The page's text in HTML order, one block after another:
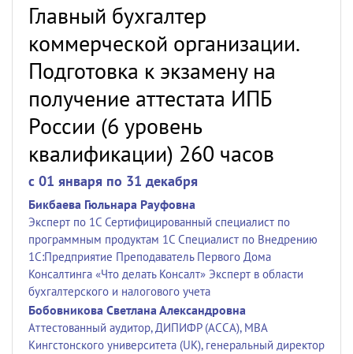
Главный бухгалтер
коммерческой организации.
Подготовка к экзамену на
получение аттестата ИПБ
России (6 уровень
квалификации) 260 часов
c 01 января по 31 декабря
Бикбаева Гюльнара Рауфовна
Эксперт по 1С Сертифицированный специалист по
программным продуктам 1С Специалист по Внедрению
1С:Предприятие Преподаватель Первого Дома
Консалтинга «Что делать Консалт» Эксперт в области
бухгалтерского и налогового учета
Бобовникова Светлана Александровна
Аттестованный аудитор, ДИПИФР (АССА), МВА
Кингстонского университета (UK), генеральный директор